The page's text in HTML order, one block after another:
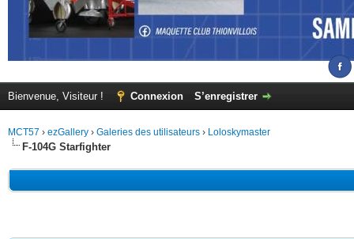
Bienvenue, Visiteur ! Connexion S’enregistrer
MCT57 › ezGallery › Galeries des utilisateurs › Loloskymaster
F-104G Starfighter